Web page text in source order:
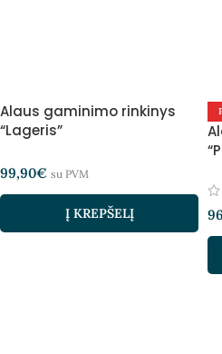
Alaus gaminimo rinkinys
“Lageris”
99,90€ su PVM
Į KREPŠELĮ